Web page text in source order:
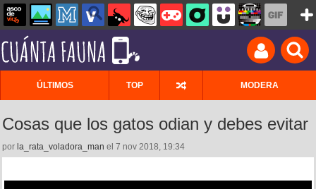
ÚLTIMOS TOP MODERA
Cosas que los gatos odian y debes evitar
por la_rata_voladora_man el 7 nov 2018, 19:34